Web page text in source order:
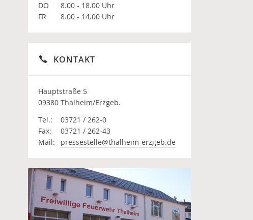
DO
8.00 - 18.00 Uhr
FR
8.00 - 14.00 Uhr
KONTAKT
Hauptstraße 5
09380 Thalheim/Erzgeb.
Tel.:
03721 / 262-0
Fax:
03721 / 262-43
Mail:
pressestelle@thalheim-erzgeb.de